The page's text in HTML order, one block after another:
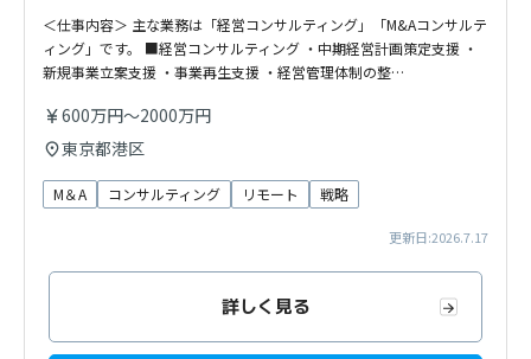
＜仕事内容＞ 主な業務は「経営コンサルティング」「M&Aコンサルテ
ィング」です。 ■経営コンサルティング ・中期経営計画策定支援 ・
新規事業立案支援 ・事業再生支援 ・経営管理体制の整…
600万円～2000万円
東京都港区
M＆A コンサルティング リモート 戦略
更新日:2026.7.17
詳しく見る